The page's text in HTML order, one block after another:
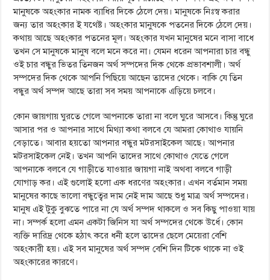
মানুষকে অহংকার নামক ব্যাধির দিকে ঠেলে দেয়। মানুষকে নিঃস্ব করার
জন্য তার অহংকার ই যথেষ্ট। অহংকার মানুষকে পতনের দিকে ঠেলে দেয়।
কথায় আছে অহংকার পতনের মূল। অহংকার যখন মানুষের মনে বাসা বাধে
তখন সে মানুষকে মানুষ বলে মনে করে না। যেমন ধরেন আপনারা চার বন্ধু
ওই চার বন্ধুর ভিতর তিনজন অর্থ সম্পদের দিক থেকে প্রভাবশালী। অর্থ
সম্পদের দিক থেকে আপনি পিছিয়ে আছেন তাদের থেকে। বাকি যে তিন
বন্ধুর অর্থ সম্পদ আছে তারা সব সময় আপনাকে এড়িয়ে চলবে।
কোন জায়গায় ঘুরতে গেলে আপনাকে তারা না বলে ঘুরে আসবে। কিন্তু ঘুরে
আসার পর ও আপনার সাথে মিথ্যা কথা বলবে যে আমরা কোথাও যায়নি
বেড়াতে। আবার হয়তো আপনার বন্ধুর মটরসাইকেল আছে। আপনার
মটরসাইকেল নেই। তখন আপনি তাদের সাথে কোথাও যেতে গেলে
আপনাকে বলবে যে গাড়ীতে যাওয়ার জায়গা নাই অথবা বলবে গাড়ী
যোগাড় কর। এই গুলোই হলো এক ধরণের অহংকার। এখন বর্তমান সময়
মানুষের কাছে ভালো বন্ধুত্বের দাম নেই দাম আছে শুধু মাত্র অর্থ সম্পদের।
মানুষ এই টুকু বুঝতে পারে না যে অর্থ সম্পদ থাকলে ও সব কিছু পাওয়া যায়
না। সম্পর্ক হলো এমন একটা জিনিস যা অর্থ সম্পদের থেকে উর্ধে। কোন
ব্যক্তি দারিদ্র থেকে হঠাৎ করে ধনী হলে তাদের ছেলে মেয়েরা বেশি
অহংকারী হয়। এই সব মানুষের অর্থ সম্পদ বেশি দিন টিকে থাকে না ওই
অহংকারের কারণে।